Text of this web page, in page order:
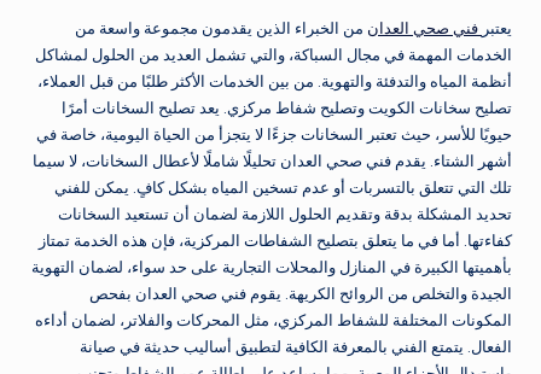
يعتبر فني صحي العدان من الخبراء الذين يقدمون مجموعة واسعة من
الخدمات المهمة في مجال السباكة، والتي تشمل العديد من الحلول لمشاكل
أنظمة المياه والتدفئة والتهوية. من بين الخدمات الأكثر طلبًا من قبل العملاء،
تصليح سخانات الكويت وتصليح شفاط مركزي. يعد تصليح السخانات أمرًا
حيويًا للأسر، حيث تعتبر السخانات جزءًا لا يتجزأ من الحياة اليومية، خاصة في
أشهر الشتاء. يقدم فني صحي العدان تحليلًا شاملًا لأعطال السخانات، لا سيما
تلك التي تتعلق بالتسربات أو عدم تسخين المياه بشكل كافٍ. يمكن للفني
تحديد المشكلة بدقة وتقديم الحلول اللازمة لضمان أن تستعيد السخانات
كفاءتها. أما في ما يتعلق بتصليح الشفاطات المركزية، فإن هذه الخدمة تمتاز
بأهميتها الكبيرة في المنازل والمحلات التجارية على حد سواء، لضمان التهوية
الجيدة والتخلص من الروائح الكريهة. يقوم فني صحي العدان بفحص
المكونات المختلفة للشفاط المركزي، مثل المحركات والفلاتر، لضمان أداءه
الفعال. يتمتع الفني بالمعرفة الكافية لتطبيق أساليب حديثة في صيانة